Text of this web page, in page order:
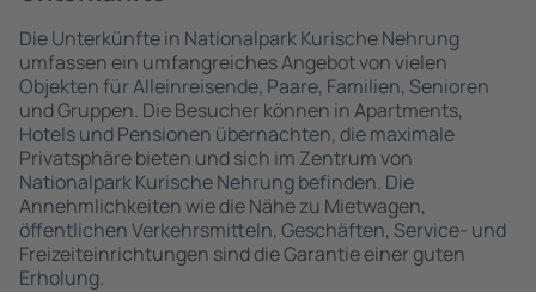
Die Unterkünfte in Nationalpark Kurische Nehrung
umfassen ein umfangreiches Angebot von vielen
Objekten für Alleinreisende, Paare, Familien, Senioren
und Gruppen. Die Besucher können in Apartments,
Hotels und Pensionen übernachten, die maximale
Privatsphäre bieten und sich im Zentrum von
Nationalpark Kurische Nehrung befinden. Die
Annehmlichkeiten wie die Nähe zu Mietwagen,
öffentlichen Verkehrsmitteln, Geschäften, Service- und
Freizeiteinrichtungen sind die Garantie einer guten
Erholung.